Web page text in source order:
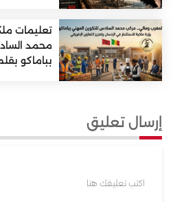
نولان
تعليمات
محمد
بباماكو
إرسال تعليق
اكتب تعليقك هنا